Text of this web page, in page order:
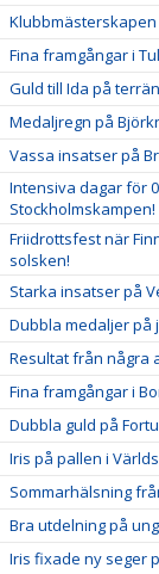
Klubbmästerskapen
Fina framgångar i
Guld till Ida på
Medaljregn på
Vassa insatser på
Intensiva dagar för
Stockholmskampen!
Friidrottsfest när
solsken!
Starka insatser på
Dubbla medaljer på
Resultat från några
Fina framgångar i
Dubbla guld på
Iris på pallen i
Sommarhälsning
Bra utdelning på
Iris fixade ny seger